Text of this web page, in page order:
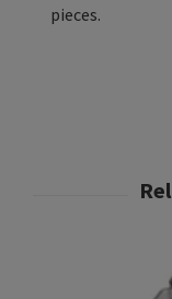
pieces.